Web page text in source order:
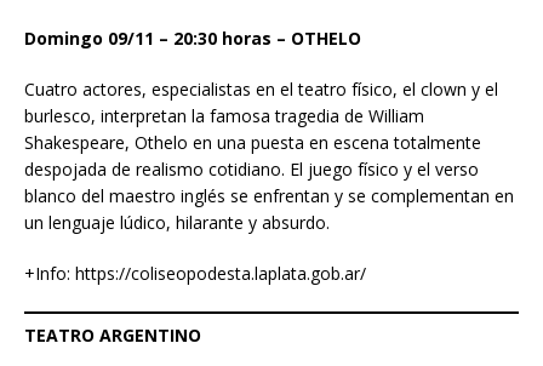
Domingo 09/11 – 20:30 horas – OTHELO
Cuatro actores, especialistas en el teatro físico, el clown y el
burlesco, interpretan la famosa tragedia de William
Shakespeare, Othelo en una puesta en escena totalmente
despojada de realismo cotidiano. El juego físico y el verso
blanco del maestro inglés se enfrentan y se complementan en
un lenguaje lúdico, hilarante y absurdo.
+Info: https://coliseopodesta.laplata.gob.ar/
TEATRO ARGENTINO